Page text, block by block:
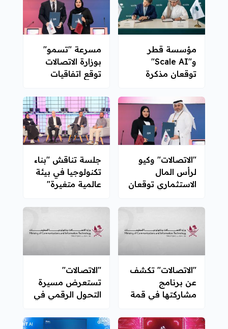
مؤسسة قطر
و"Scale AI"
توقعان مذكرة
مسرعة "تسمو"
بوزارة الاتصالات
توقع اتفاقيات
الجهات
"الاتصالات" وكيو
لرأس المال
الاستثماري توقعان
منظومة رأس
جلسة تناقش "بناء
تكنولوجيا في بيئة
عالمية متغيرة"
"الاتصالات" تكشف
عن برنامج
مشاركتها في قمة
"الاتصالات"
تستعرض مسيرة
التحول الرقمي في